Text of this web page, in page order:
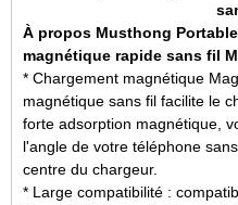
À propos Musthong Portable
magnétique rapide sans fil
* Chargement magnétique
magnétique sans fil facilite le
forte adsorption magnétique,
l'angle de votre téléphone
centre du chargeur.
* Large compatibilité :